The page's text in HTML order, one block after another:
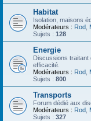
Habitat
Isolation, maisons
Modérateurs : Rod
Sujets : 128
Energie
Discussions
efficacité.
Modérateurs : Rod
Sujets : 800
Transports
Forum dédié aux
Modérateurs : Rod
Sujets : 327